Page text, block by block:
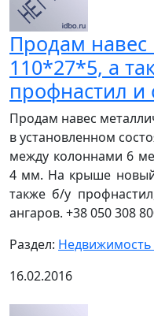
Продам навес
110*27*5, а
профнастил и
Продам навес
в установленном
между колоннами 6
4 мм. На крыше
также б/у
ангаров. +38 050 308
Раздел:
16.02.2016